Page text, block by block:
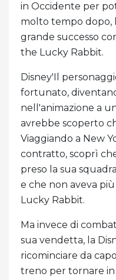
in Occidente per
molto tempo dopo,
grande successo
the Lucky Rabbit.
Disney'Il
fortunato,
nell'animazione a
avrebbe scoperto
Viaggiando a New
contratto, scoprì
preso la sua
e che non aveva
Lucky Rabbit.
Ma invece di
sua vendetta, la
ricominciare da
treno per tornare in